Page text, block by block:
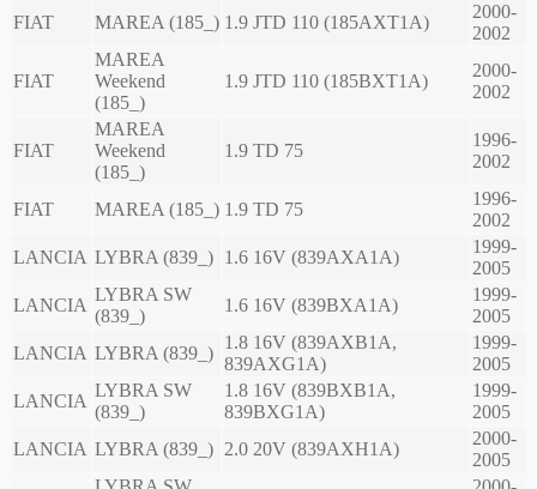
FIAT MAREA (185_) 1.9 JTD 110 (185AXT1A)
2000-
2002
FIAT
MAREA
Weekend
(185_)
1.9 JTD 110 (185BXT1A)
2000-
2002
FIAT
MAREA
Weekend
(185_)
1.9 TD 75
1996-
2002
FIAT MAREA (185_) 1.9 TD 75
1996-
2002
LANCIA LYBRA (839_) 1.6 16V (839AXA1A)
1999-
2005
LANCIA
LYBRA SW
(839_)
1.6 16V (839BXA1A)
1999-
2005
LANCIA LYBRA (839_)
1.8 16V (839AXB1A,
839AXG1A)
1999-
2005
LANCIA
LYBRA SW
(839_)
1.8 16V (839BXB1A,
839BXG1A)
1999-
2005
LANCIA LYBRA (839_) 2.0 20V (839AXH1A)
2000-
2005